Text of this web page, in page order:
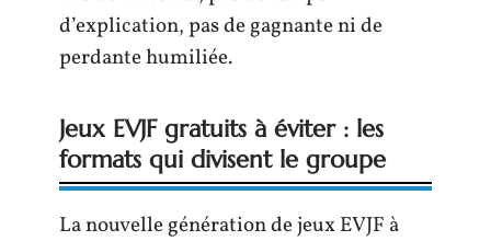
d’explication, pas de gagnante ni de
perdante humiliée.
Jeux EVJF gratuits à éviter : les
formats qui divisent le groupe
La nouvelle génération de jeux EVJF à